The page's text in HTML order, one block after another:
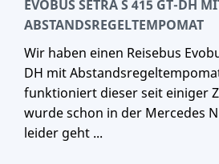
EVOBUS SETRA S 415 GT-DH
ABSTANDSREGELTEMPOMAT
Wir haben einen Reisebus
DH mit
funktioniert dieser seit einiger
wurde schon in der Mercedes
leider geht ...